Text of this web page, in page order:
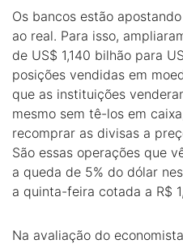
Os bancos estão
ao real. Para isso,
de US$ 1,140 bilhão para
posições vendidas em
que as instituições
mesmo sem tê-los em
recomprar as divisas a
São essas operações que
a queda de 5% do dólar
a quinta-feira cotada a R$
Na avaliação do